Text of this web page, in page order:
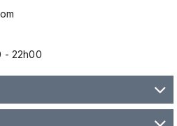
- 22h00